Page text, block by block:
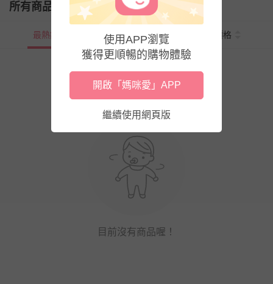
所有商品
最熱銷 新上市 價格
目前沒有商品喔！
使用APP瀏覽
獲得更順暢的購物體驗
開啟「媽咪愛」APP
繼續使用網頁版